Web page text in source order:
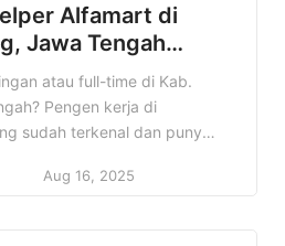
Alfamart di
Jawa Tengah
atau full-time di Kab.
Pengen kerja di
sudah terkenal dan punya
Jawa Tengah ini bisa
Aug 16, 2025